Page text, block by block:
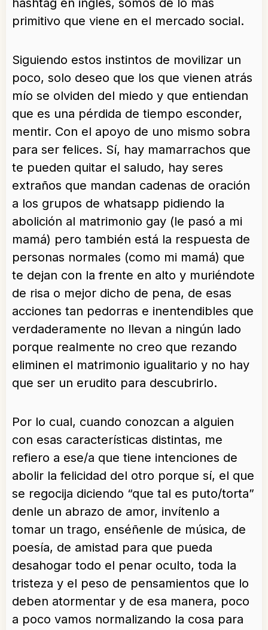
hashtag en inglés, somos de lo más
primitivo que viene en el mercado social.
Siguiendo estos instintos de movilizar un
poco, solo deseo que los que vienen atrás
mío se olviden del miedo y que entiendan
que es una pérdida de tiempo esconder,
mentir. Con el apoyo de uno mismo sobra
para ser felices. Sí, hay mamarrachos que
te pueden quitar el saludo, hay seres
extraños que mandan cadenas de oración
a los grupos de whatsapp pidiendo la
abolición al matrimonio gay (le pasó a mi
mamá) pero también está la respuesta de
personas normales (como mi mamá) que
te dejan con la frente en alto y muriéndote
de risa o mejor dicho de pena, de esas
acciones tan pedorras e inentendibles que
verdaderamente no llevan a ningún lado
porque realmente no creo que rezando
eliminen el matrimonio igualitario y no hay
que ser un erudito para descubrirlo.
Por lo cual, cuando conozcan a alguien
con esas características distintas, me
refiero a ese/a que tiene intenciones de
abolir la felicidad del otro porque sí, el que
se regocija diciendo “que tal es puto/torta”
denle un abrazo de amor, invítenlo a
tomar un trago, enséñenle de música, de
poesía, de amistad para que pueda
desahogar todo el penar oculto, toda la
tristeza y el peso de pensamientos que lo
deben atormentar y de esa manera, poco
a poco vamos normalizando la cosa para